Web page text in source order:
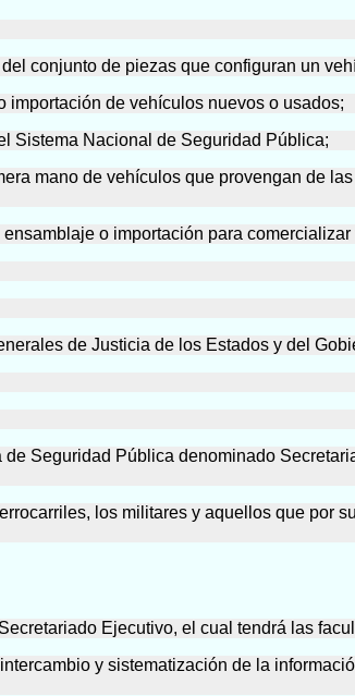
conjunto de piezas que configuran un
importación de vehículos nuevos o usados;
Sistema Nacional de Seguridad Pública;
mano de vehículos que provengan de
o importación para
de Justicia de los Estados y del
Seguridad Pública denominado
los militares y aquellos que por
Ejecutivo, el cual tendrá las
y sistematización de la